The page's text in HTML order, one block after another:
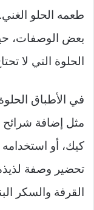
طعمه الحلو
بعض الوصفات،
الحلوة التي لا
في الأطباق
مثل إضافة شرائح
كيك، أو
تحضير وصفة
القرفة والسكر